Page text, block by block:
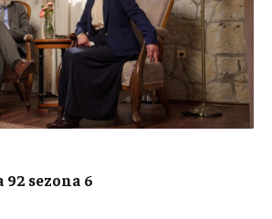
sezona 6